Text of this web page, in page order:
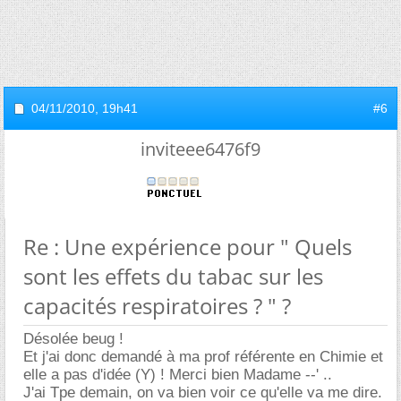
04/11/2010, 19h41 #6
inviteee6476f9
Re : Une expérience pour " Quels
sont les effets du tabac sur les
capacités respiratoires ? " ?
Désolée beug !
Et j'ai donc demandé à ma prof référente en Chimie et
elle a pas d'idée (Y) ! Merci bien Madame --' ..
J'ai Tpe demain, on va bien voir ce qu'elle va me dire.